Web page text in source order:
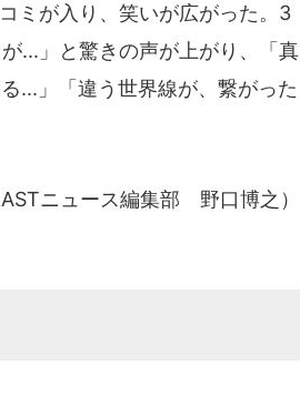
ミが入り、笑いが広がった。3
...」と驚きの声が上がり、「真
...」「違う世界線が、繋がった
ニュース編集部 野口博之）